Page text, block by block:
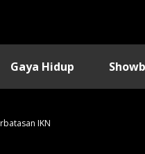
Gaya Hidup
IKN